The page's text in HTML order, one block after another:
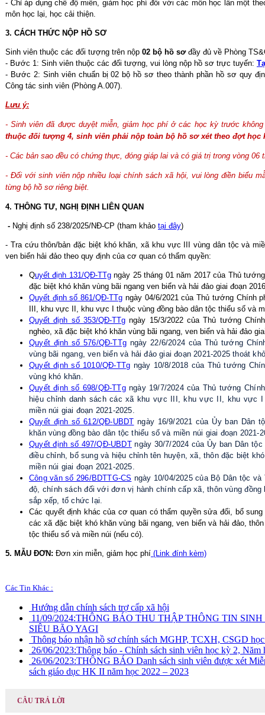
- Chỉ áp dụng chế độ miễn, giảm học phí đối với các môn học lần một
môn học lại, học cải thiện.
3. CÁCH THỨC NỘP HỒ SƠ
Sinh viên thuộc các đối tượng trên nộp 02 bộ hồ sơđầy đủ về Phòng
- Bước 1: Sinh viên thuộc các đối tượng, vui lòng nộp hồ sơ trực tuyến:
- Bước 2: Sinh viên chuẩn bị 02 bộ hồ sơ theo thành phần hồ sơ quy
Công tác sinh viên (Phòng A.007).
Lưu ý:
- Sinh viên đã được duyệt miễn, giảm học phí ở các học kỳ trước
thuộc đối tượng 4, sinh viên phải nộp toàn bộ hồ sơ xét theo đợt học
- Các bản sao đều có chứng thực, đóng giáp lai và có giá trị trong vòng 06
- Đối với sinh viên nộp nhiều loại chính sách xã hội, vui lòng điền biểu
từng bộ hồ sơ riêng biệt.
4. THÔNG TƯ, NGHỊ ĐỊNH LIÊN QUAN
- Nghị định số 238/2025/NĐ-CP (tham khảo tại đây)
- Tra cứu thôn/bản đặc biệt khó khăn, xã khu vực III vùng dân tộc và
ven biển hải đảo theo quy định của cơ quan có thẩm quyền:
Quyết định 131/QĐ-TTgngày 25 tháng 01 năm 2017 của Thủ
đặc biệt khó khăn vùng bãi ngang ven biển và hải đảo giai đoạn
Quyết định số 861/QĐ-TTg ngày 04/6/2021 của Thủ tướng Chính
III, khu vực II, khu vực I thuộc vùng đồng bào dân tộc thiểu số và
Quyết định số 353/QĐ-TTg ngày 15/3/2022 của Thủ tướng
nghèo, xã đặc biệt khó khăn vùng bãi ngang, ven biển và hải đảo
Quyết định số 576/QĐ-TTg ngày 22/6/2024 của Thủ tướng
vùng bãi ngang, ven biển và hải đảo giai đoạn 2021-2025 thoát
Quyết định số 1010/QĐ-TTg ngày 10/8/2018 của Thủ tướng
vùng khó khăn.
Quyết định số 698/QĐ-TTgngày 19/7/2024 của Thủ tướng
hiệu chỉnh danh sách các xã khu vực III, khu vực II, khu vực
miền núi giai đoạn 2021-2025.
Quyết định số 612/QĐ-UBDT ngày 16/9/2021 của Ủy ban Dân
khăn vùng đồng bào dân tộc thiểu số và miền núi giai đoạn 2021-
Quyết định số 497/QĐ-UBDTngày 30/7/2024 của Ủy ban Dân
điều chỉnh, bổ sung và hiệu chỉnh tên huyện, xã, thôn đặc biệt
miền núi giai đoạn 2021-2025.
Công văn số 296/BDTTG-CS ngày 10/04/2025 của Bộ Dân tộc
độ, chính sách đối với đơn vị hành chính cấp xã, thôn vùng đồng
sắp xếp, tổ chức lại.
Các quyết định khác của cơ quan có thẩm quyền sửa đổi, bổ
các xã đặc biệt khó khăn vùng bãi ngang, ven biển và hải đảo,
tộc thiểu số và miền núi (nếu có).
5. MẪU ĐƠN: Đơn xin miễn, giảm học phí (Link đính kèm)
Các Tin Khác :
Hướng dẫn chính sách trợ cấp xã hội
11/09/2024:THÔNG BÁO THU THẬP THÔNG TIN
SIÊU BÃO YAGI
Thông báo nhận hồ sơ chính sách MGHP, TCXH, CSGD
26/06/2023:Thông báo - Chính sách sinh viên học kỳ 2, Năm
26/06/2023:THÔNG BÁO Danh sách sinh viên được xét
sách giáo dục HK II năm học 2022 – 2023
CÂU TRẢ LỜI